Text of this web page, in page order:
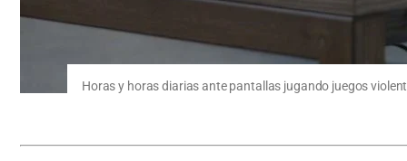
Horas y horas diarias ante pantallas jugando juegos